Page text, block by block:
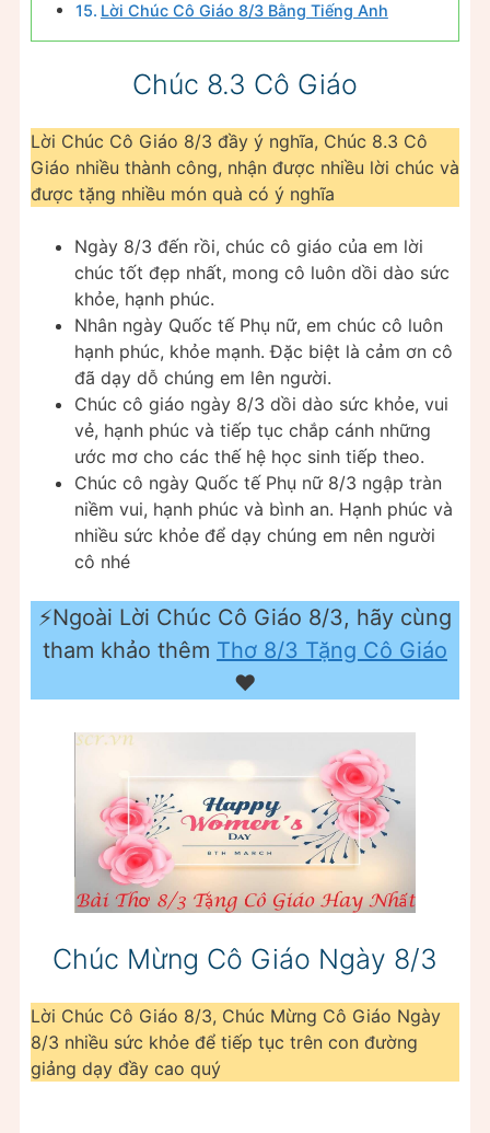
Lời Chúc Cô Giáo 8/3 Bằng Tiếng Anh
Chúc 8.3 Cô Giáo
Lời Chúc Cô Giáo 8/3 đầy ý nghĩa, Chúc 8.3 Cô
Giáo nhiều thành công, nhận được nhiều lời chúc và
được tặng nhiều món quà có ý nghĩa
Ngày 8/3 đến rồi, chúc cô giáo của em lời
chúc tốt đẹp nhất, mong cô luôn dồi dào sức
khỏe, hạnh phúc.
Nhân ngày Quốc tế Phụ nữ, em chúc cô luôn
hạnh phúc, khỏe mạnh. Đặc biệt là cảm ơn cô
đã dạy dỗ chúng em lên người.
Chúc cô giáo ngày 8/3 dồi dào sức khỏe, vui
vẻ, hạnh phúc và tiếp tục chắp cánh những
ước mơ cho các thế hệ học sinh tiếp theo.
Chúc cô ngày Quốc tế Phụ nữ 8/3 ngập tràn
niềm vui, hạnh phúc và bình an. Hạnh phúc và
nhiều sức khỏe để dạy chúng em nên người
cô nhé
⚡️Ngoài Lời Chúc Cô Giáo 8/3, hãy cùng
tham khảo thêm Thơ 8/3 Tặng Cô Giáo
❤️️
Chúc Mừng Cô Giáo Ngày 8/3
Lời Chúc Cô Giáo 8/3, Chúc Mừng Cô Giáo Ngày
8/3 nhiều sức khỏe để tiếp tục trên con đường
giảng dạy đầy cao quý